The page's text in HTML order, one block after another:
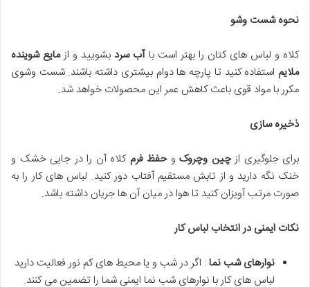
نحوه شست وشو
کلاه و لباس های کتان را بهتر است باآب سرد بشویید و ازمایع شوینده
ملایم استفاده کنید تا پارچه ها دوام بیشتری داشته باشند. شست وشوی
مکرر با مواد قوی باعث کاهش عمر این محصولات خواهد شد.
ذخیره سازی
برای جلوگیری ازچین وچروک وحفظ فرم کلاه آن را در جایی خشک و
خنک نگه دارید و از تابش مستقیم آفتاب دور کنید. لباس های کار را به
صورت مرتب آویزان کنید تا هوا در میان آن ها جریان داشته باشد.
نکات ایمنی در انتخاب لباس کار
نوارهای شب نما: اگر در شب و یا محیط های کم نور فعالیت دارید
لباس های کار با نوارهای شب نما ایمنی شما را تضمین می کنند.